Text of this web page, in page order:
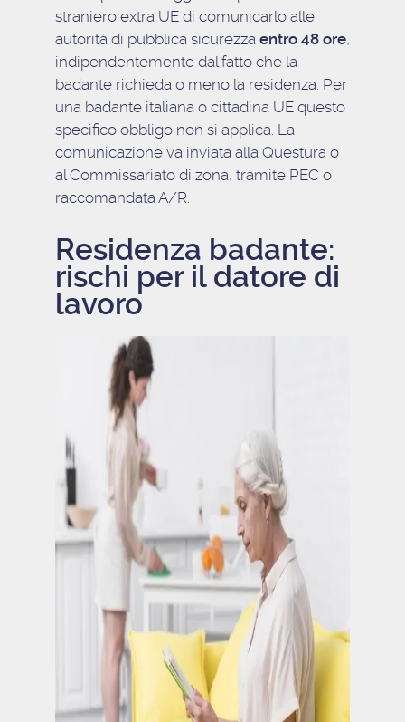
straniero extra UE di comunicarlo alle
autorità di pubblica sicurezza entro 48 ore,
indipendentemente dal fatto che la
badante richieda o meno la residenza. Per
una badante italiana o cittadina UE questo
specifico obbligo non si applica. La
comunicazione va inviata alla Questura o
al Commissariato di zona, tramite PEC o
raccomandata A/R.
Residenza badante:
rischi per il datore di
lavoro